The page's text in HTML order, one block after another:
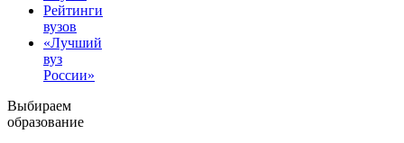
Рейтинги
вузов
«Лучший
вуз
России»
Выбираем
образование